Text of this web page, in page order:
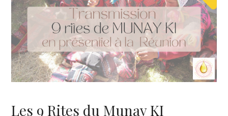
Les 9 Rites du Munay KI